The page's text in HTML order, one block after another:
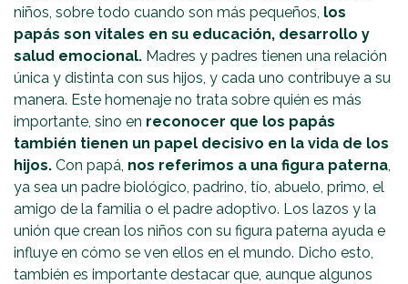
niños, sobre todo cuando son más pequeños, los
papás son vitales en su educación, desarrollo y
salud emocional. Madres y padres tienen una relación
única y distinta con sus hijos, y cada uno contribuye a su
manera. Este homenaje no trata sobre quién es más
importante, sino en reconocer que los papás
también tienen un papel decisivo en la vida de los
hijos. Con papá, nos referimos a una figura paterna
ya sea un padre biológico, padrino, tío, abuelo, primo, el
amigo de la familia o el padre adoptivo. Los lazos y la
unión que crean los niños con su figura paterna ayuda e
influye en cómo se ven ellos en el mundo. Dicho esto,
también es importante destacar que, aunque algunos